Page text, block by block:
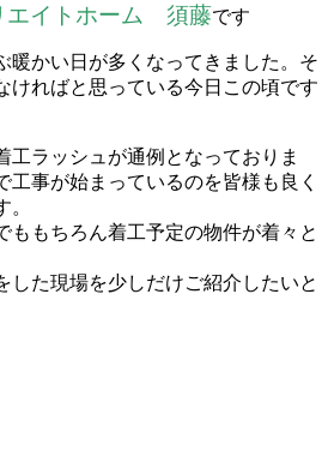
エイトホーム 須藤です
暖かい日が多くなってきました。そ
ければと思っている今日この頃です
工ラッシュが通例となっておりま
工事が始まっているのを皆様も良く
ももちろん着工予定の物件が着々と
した現場を少しだけご紹介したいと